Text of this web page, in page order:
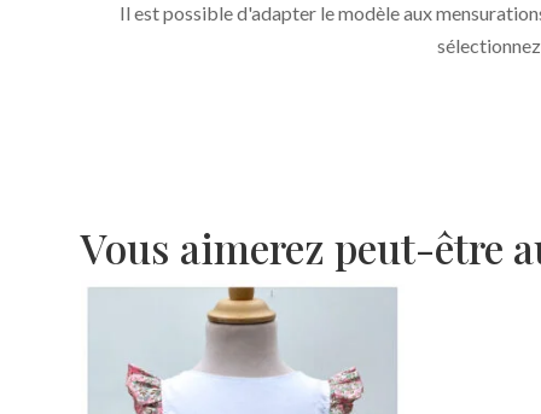
Il est possible d'adapter le modèle aux
Vous aimerez peut-être